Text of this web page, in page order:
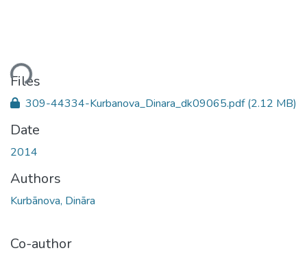
Files
309-44334-Kurbanova_Dinara_dk09065.pdf(2.12 MB)
Date
2014
Authors
Kurbānova, Dināra
Co-author